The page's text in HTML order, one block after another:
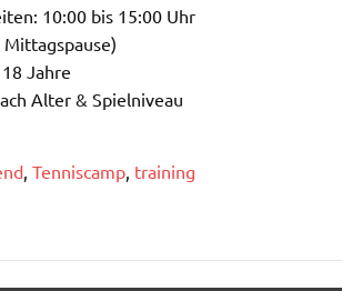
10:00 bis 15:00 Uhr
Jahre
Alter & Spielniveau
, Tenniscamp, training